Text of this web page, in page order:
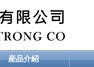
産品介紹